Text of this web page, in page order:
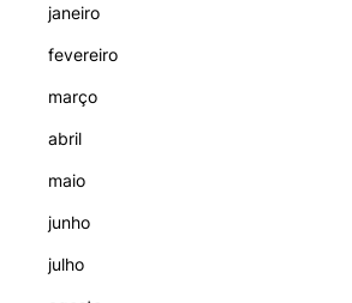
janeiro
fevereiro
março
abril
maio
junho
julho